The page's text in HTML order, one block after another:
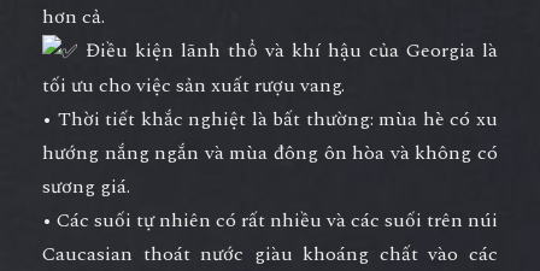
hơn cả.
Điều kiện lãnh thổ và khí hậu của Georgia là
tối ưu cho việc sản xuất rượu vang.
• Thời tiết khắc nghiệt là bất thường: mùa hè có xu
hướng nắng ngắn và mùa đông ôn hòa và không có
sương giá.
• Các suối tự nhiên có rất nhiều và các suối trên núi
Caucasian thoát nước giàu khoáng chất vào các